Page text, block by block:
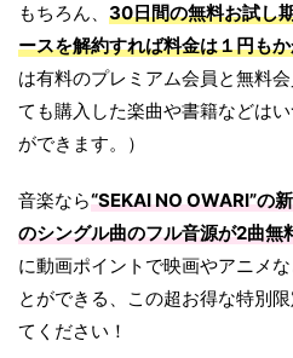
もちろん、 30日間の無料お試し
ースを解約すれば料金は１円も
は有料のプレミアム会員と無料
ても購入した楽曲や書籍などは
ができます。）
音楽なら“SEKAI NO OWARI”の
のシングル曲のフル音源が2曲無
に動画ポイントで映画やアニメ
とができる、この超お得な特別
てください！